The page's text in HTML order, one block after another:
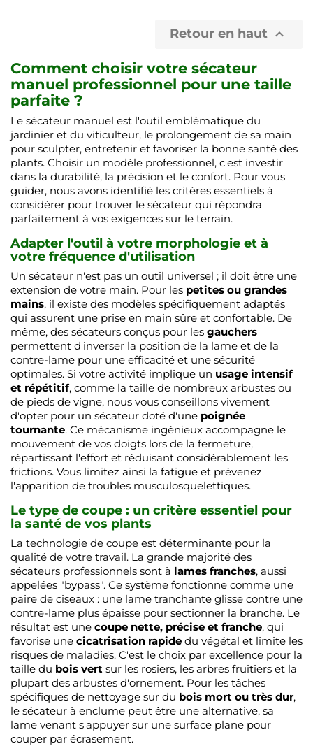
Retour en haut 
Comment choisir votre sécateur
manuel professionnel pour une taille
parfaite ?
Le sécateur manuel est l'outil emblématique du
jardinier et du viticulteur, le prolongement de sa main
pour sculpter, entretenir et favoriser la bonne santé des
plants. Choisir un modèle professionnel, c'est investir
dans la durabilité, la précision et le confort. Pour vous
guider, nous avons identifié les critères essentiels à
considérer pour trouver le sécateur qui répondra
parfaitement à vos exigences sur le terrain.
Adapter l'outil à votre morphologie et à
votre fréquence d'utilisation
Un sécateur n'est pas un outil universel ; il doit être une
extension de votre main. Pour les petites ou grandes
mains, il existe des modèles spécifiquement adaptés
qui assurent une prise en main sûre et confortable. De
même, des sécateurs conçus pour les gauchers
permettent d'inverser la position de la lame et de la
contre-lame pour une efficacité et une sécurité
optimales. Si votre activité implique un usage intensif
et répétitif, comme la taille de nombreux arbustes ou
de pieds de vigne, nous vous conseillons vivement
d'opter pour un sécateur doté d'une poignée
tournante. Ce mécanisme ingénieux accompagne le
mouvement de vos doigts lors de la fermeture,
répartissant l'effort et réduisant considérablement les
frictions. Vous limitez ainsi la fatigue et prévenez
l'apparition de troubles musculosquelettiques.
Le type de coupe : un critère essentiel pour
la santé de vos plants
La technologie de coupe est déterminante pour la
qualité de votre travail. La grande majorité des
sécateurs professionnels sont à lames franches, aussi
appelées "bypass". Ce système fonctionne comme une
paire de ciseaux : une lame tranchante glisse contre une
contre-lame plus épaisse pour sectionner la branche. Le
résultat est une coupe nette, précise et franche, qui
favorise une cicatrisation rapide du végétal et limite les
risques de maladies. C'est le choix par excellence pour la
taille du bois vert sur les rosiers, les arbres fruitiers et la
plupart des arbustes d'ornement. Pour les tâches
spécifiques de nettoyage sur du bois mort ou très dur,
le sécateur à enclume peut être une alternative, sa
lame venant s'appuyer sur une surface plane pour
couper par écrasement.